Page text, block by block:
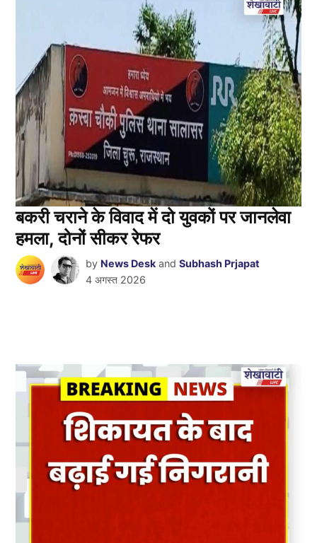
बकरी चराने के विवाद में दो युवकों पर जानलेवा
हमला, दोनों सीकर रेफर
by News Desk andSubhash Prjapat
4 अगस्त 2026